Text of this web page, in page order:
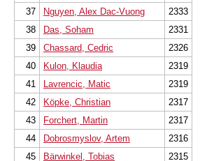
37
Nguyen, Alex Dac-Vuong
2333
38
Das, Soham
2331
39
Chassard, Cedric
2326
40
Kulon, Klaudia
2319
41
Lavrencic, Matic
2319
42
Köpke, Christian
2317
43
Forchert, Martin
2317
44
Dobrosmyslov, Artem
2316
45
Bärwinkel, Tobias
2315